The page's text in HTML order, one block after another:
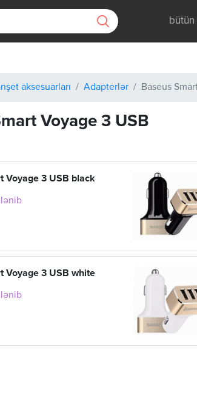
aksesuarları Adapterlər Baseus
Voyage 3 USB
Voyage 3 USB black
Voyage 3 USB white